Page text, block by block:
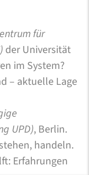
für
der Universität
im System?
– aktuelle Lage
UPD), Berlin.
handeln.
Erfahrungen